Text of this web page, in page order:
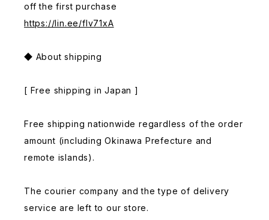
off the first purchase
https://lin.ee/fIv71xA
◆ About shipping
[ Free shipping in Japan ]
Free shipping nationwide regardless of the order
amount (including Okinawa Prefecture and
remote islands).
The courier company and the type of delivery
service are left to our store.